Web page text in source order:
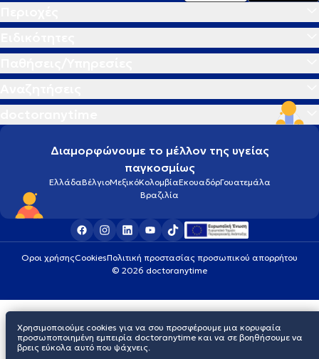
Διαμορφώνουμε το μέλλον της υγείας
παγκοσμίως
ΕλλάδαΒέλγιοΜεξικόΚολομβίαΕκουαδόρΓουατεμάλα
Βραζιλία
Οροι χρήσηςCookiesΠολιτική προστασίας προσωπικού απορρήτου
© 2026 doctoranytime
Χρησιμοποιούμε cookies για να σου προσφέρουμε μια κορυφαία
προσωποποιημένη εμπειρία doctoranytime και να σε βοηθήσουμε να
βρεις εύκολα αυτό που ψάχνεις.